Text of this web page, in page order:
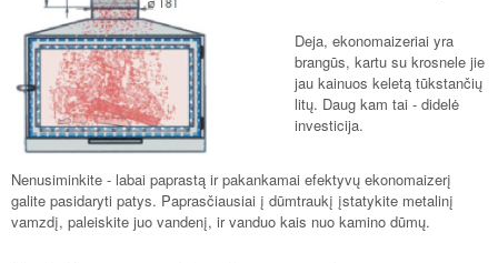
Deja, ekonomaizeriai yra
brangūs, kartu su krosnele jie
jau kainuos keletą tūkstančių
litų. Daug kam tai - didelė
investicija.
Nenusiminkite - labai paprastą ir pakankamai efektyvų ekonomaizerį
galite pasidaryti patys. Paprasčiausiai į dūmtraukį įstatykite metalinį
vamzdį, paleiskite juo vandenį, ir vanduo kais nuo kamino dūmų.